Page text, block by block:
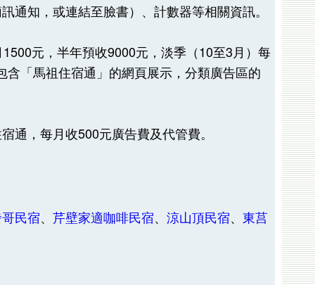
通知，或連結至臉書）、計數器等相關資訊。
元，半年預收9000元，淡季（10至3月）每
「馬祖住宿通」的網頁展示，分類廣告區的
通，每月收500元廣告費及代管費。
民宿、 芹壁家適咖啡民宿、 涼山頂民宿、 東莒